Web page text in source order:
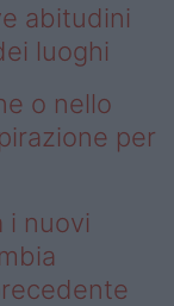
abitudini
luoghi
o nello
per
i nuovi